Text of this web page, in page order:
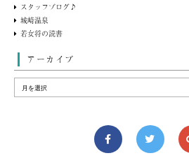
スタッフブログ♪
城崎温泉
若女将の読書
アーカイブ